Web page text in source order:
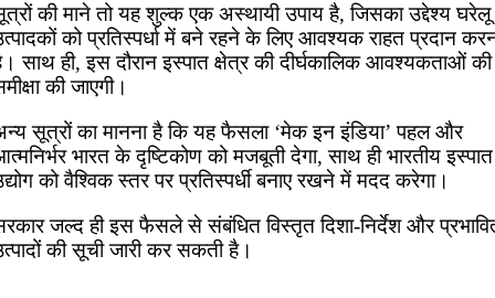
की माने तो यह शुल्क एक अस्थायी उपाय है, जिसका उद्देश्य घरेलू
को प्रतिस्पर्धा में बने रहने के लिए आवश्यक राहत प्रदान
साथ ही, इस दौरान इस्पात क्षेत्र की दीर्घकालिक आवश्यकताओं की
की जाएगी।
सूत्रों का मानना है कि यह फैसला ‘मेक इन इंडिया’ पहल और
भारत के दृष्टिकोण को मजबूती देगा, साथ ही भारतीय इस्पात
को वैश्विक स्तर पर प्रतिस्पर्धी बनाए रखने में मदद करेगा।
जल्द ही इस फैसले से संबंधित विस्तृत दिशा-निर्देश और
की सूची जारी कर सकती है।